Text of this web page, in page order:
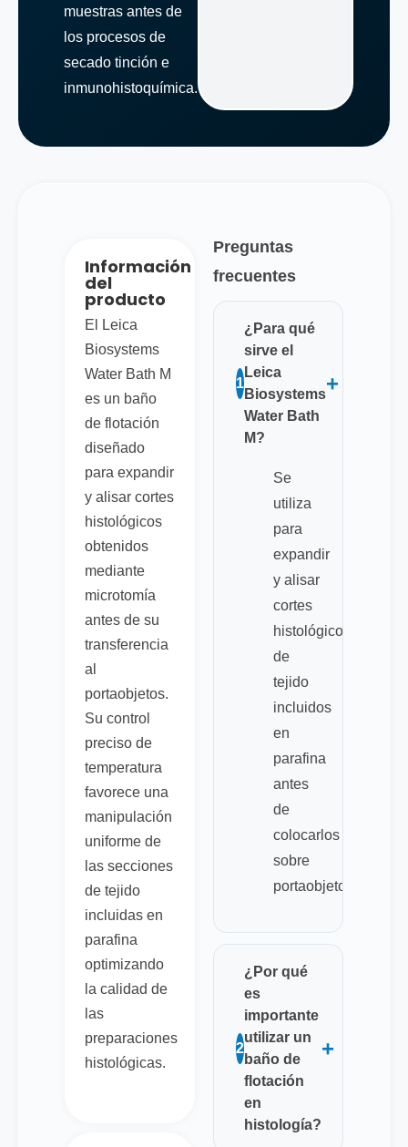
muestras antes de
los procesos de
secado tinción e
inmunohistoquímica.
Información
del
producto
El Leica
Biosystems
Water Bath M
es un baño
de flotación
diseñado
para expandir
y alisar cortes
histológicos
obtenidos
mediante
microtomía
antes de su
transferencia
al
portaobjetos.
Su control
preciso de
temperatura
favorece una
manipulación
uniforme de
las secciones
de tejido
incluidas en
parafina
optimizando
la calidad de
las
preparaciones
histológicas.
Preguntas
frecuentes
1
¿Para qué
sirve el
Leica
Biosystems
Water Bath
M?
+
Se
utiliza
para
expandir
y alisar
cortes
histológicos
de
tejido
incluidos
en
parafina
antes
de
colocarlos
sobre
portaobjetos.
2
¿Por qué
es
importante
utilizar un
baño de
flotación
en
histología?
+